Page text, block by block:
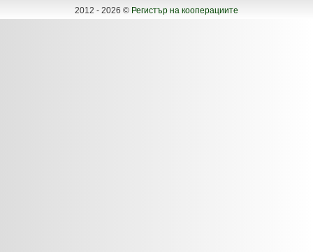
2012 - 2026 © Регистър на кооперациите